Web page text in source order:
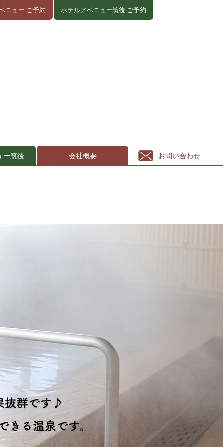
ニュー ご予約 ホテルアベニュー筑後 ご予約
ー筑後 会社概要 お問い合わせ